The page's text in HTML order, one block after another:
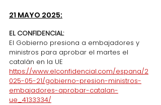
21 MAYO 2025:
EL CONFIDENCIAL:
El Gobierno presiona a embajadores y
ministros para aprobar el martes el
catalán en la UE
https://www.elconfidencial.com/espana/2
025-05-21/gobierno-presion-ministros-
embajadores-aprobar-catalan-
ue_4133334/